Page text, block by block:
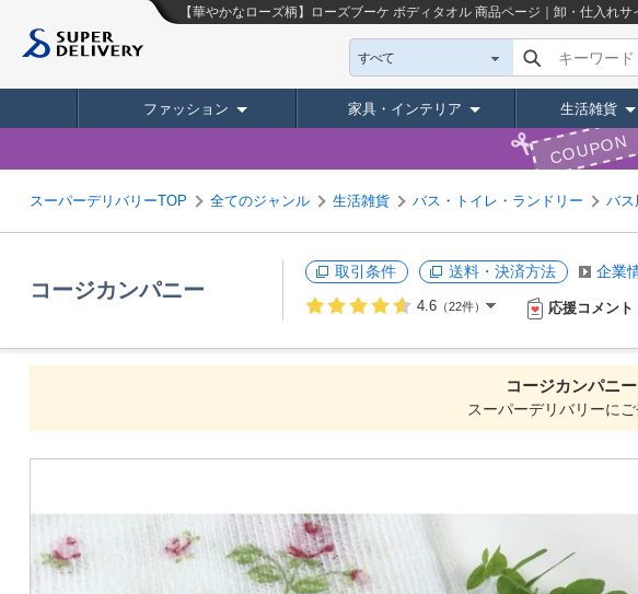
【華やかなローズ柄】ローズブーケ ボディタオル 商品ページ｜卸・仕入れサ
すべて キーワード
ファッション 家具・インテリア 生活雑貨
COUPON
スーパーデリバリーTOP 全てのジャンル 生活雑貨 バス・トイレ・ランドリー バス
コージカンパニー
取引条件 送料・決済方法 企業
4.6 （22件） 応援コメント
コージカンパニ
スーパーデリバリーに